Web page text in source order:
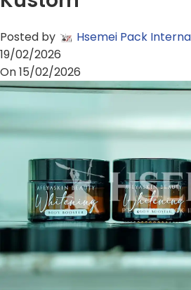
Posted by
Hsemei Pack
19/02/2026
On 15/02/2026